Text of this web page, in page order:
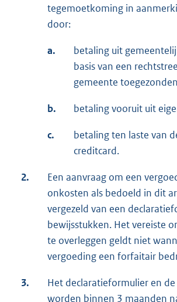
tegemoetkoming in
door:
a.
betaling uit
basis van een
gemeente
b. betaling vooruit uit
c.
betaling ten laste van
creditcard.
2.
Een aanvraag om een
onkosten als bedoeld in dit
vergezeld van een
bewijsstukken. Het vereiste
te overleggen geldt niet
vergoeding een forfaitair
3.
Het declaratieformulier en
worden binnen 3 maanden